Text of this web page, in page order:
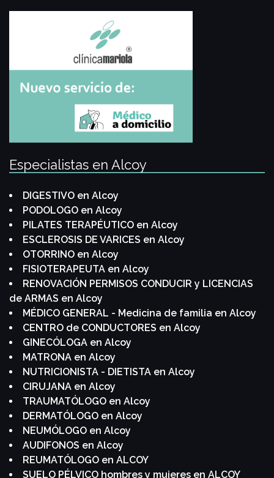
Especialistas en Alcoy
DIGESTIVO en Alcoy
PODOLOGO en Alcoy
PILATES TERAPÉUTICO en Alcoy
ESCLEROSIS DE VARICES en Alcoy
OTORRINO en Alcoy
FISIOTERAPEUTA en Alcoy
RENOVACIÓN PERMISOS CONDUCIR y LICENCIAS
de ARMAS en Alcoy
MÉDICO GENERAL - Medicina de familia en Alcoy
CENTRO de CONDUCTORES en Alcoy
GINECÓLOGA en Alcoy
MATRONA en Alcoy
NUTRICIONISTA - DIETISTA en Alcoy
CIRUJANA en Alcoy
TRAUMATÓLOGO en Alcoy
DERMATÓLOGO en Alcoy
NEUMÓLOGO en Alcoy
AUDIFONOS en Alcoy
REUMATÓLOGO en ALCOY
SUELO PÉLVICO hombres y mujeres en ALCOY